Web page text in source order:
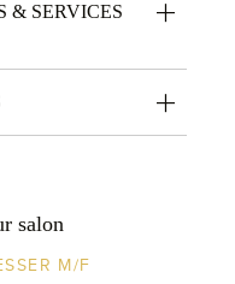
& SERVICES
salon
M/F